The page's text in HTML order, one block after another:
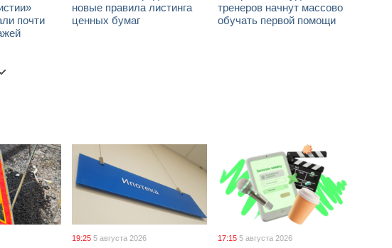
почти
новые правила листинга
ценных бумаг
тренеров начнут массово
обучать первой помощи
19:25 5 августа 2026 17:15 5 августа 2026